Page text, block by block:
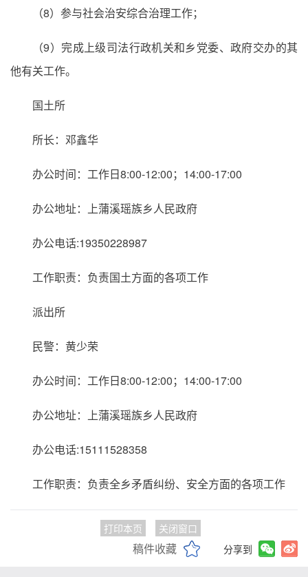
（8）参与社会治安综合治理工作；
（9）完成上级司法行政机关和乡党委、政府交办的其
他有关工作。
国土所
所长：邓鑫华
办公时间：工作日8:00-12:00；14:00-17:00
办公地址：上蒲溪瑶族乡人民政府
办公电话:19350228987
工作职责：负责国土方面的各项工作
派出所
民警：黄少荣
办公时间：工作日8:00-12:00；14:00-17:00
办公地址：上蒲溪瑶族乡人民政府
办公电话:15111528358
工作职责：负责全乡矛盾纠纷、安全方面的各项工作
打印本页 关闭窗口
稿件收藏 分享到